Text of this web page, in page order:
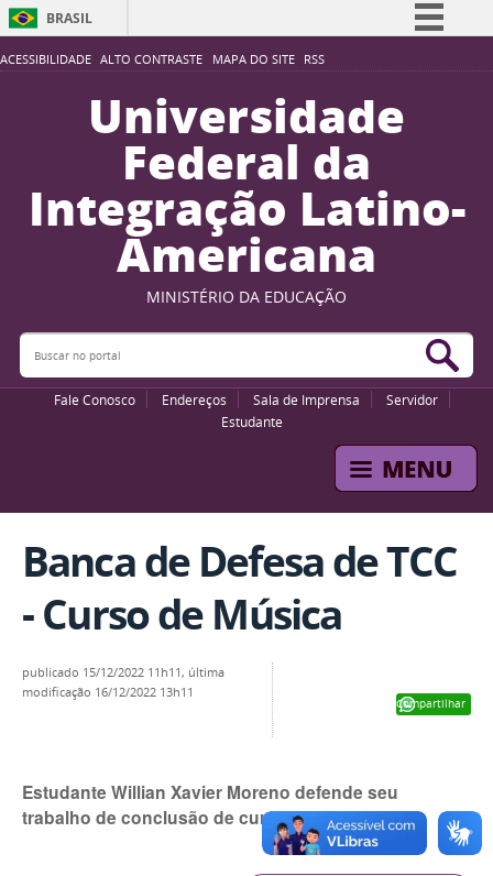
ACESSIBILIDADE ALTO CONTRASTE MAPA DO SITE RSS
BRASIL
Simplifique!
Participe
Acesso à informação
Legislação
Canais
Universidade
Federal da
Integração Latino-
Americana
MINISTÉRIO DA EDUCAÇÃO
Buscar no portal
Fale Conosco Endereços Sala de Imprensa
Servidor
Estudante
Banca de Defesa de TCC
- Curso de Música
Compartilhar
publicado 15/12/2022 11h11, última
modificação 16/12/2022 13h11
Estudante Willian Xavier Moreno defende seu
trabalho de conclusão de curso